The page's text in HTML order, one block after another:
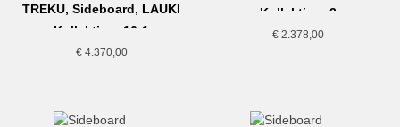
TREKU, Sideboard, LAUKI
Kollektion, 16-1
€4.370,00
Kollektion, 2
€ 2.378,00